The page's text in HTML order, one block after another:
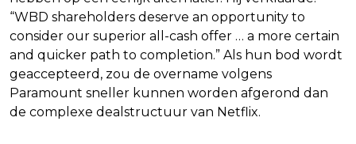
“WBD shareholders deserve an opportunity to
consider our superior all-cash offer … a more certain
and quicker path to completion.” Als hun bod wordt
geaccepteerd, zou de overname volgens
Paramount sneller kunnen worden afgerond dan
de complexe dealstructuur van Netflix.